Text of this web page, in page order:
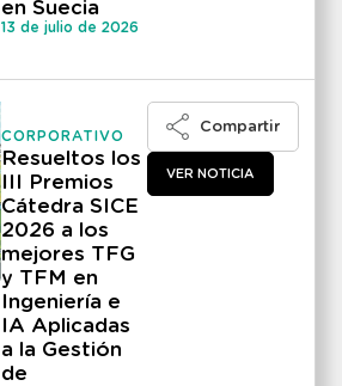
en Suecia
13 de julio de 2026
CORPORATIVO
Resueltos los
III Premios
Cátedra SICE
2026 a los
mejores TFG
y TFM en
Ingeniería e
IA Aplicadas
a la Gestión
de
Compartir
VER NOTICIA